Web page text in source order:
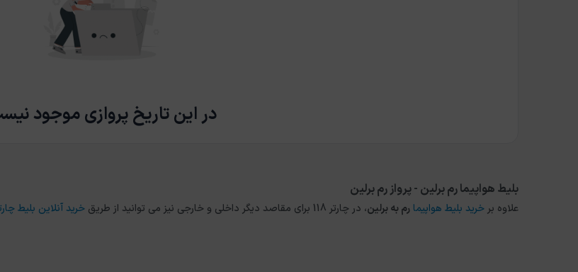
در این تاریخ پروازی موجود
بلیط هواپیما رم برلین - پرواز رم برلین
علاوه بر خرید بلیط هواپیما رمبهبرلین، در چارتر 118 برای مقاصد دیگر داخلی و خارجی نیز می توانید از طریق خرید آنلاین بلیط